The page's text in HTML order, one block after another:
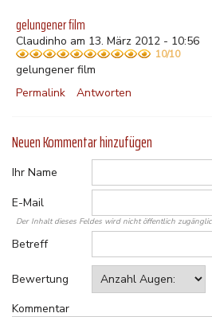
gelungener film
Claudinho am 13. März 2012 - 10:56
10/10
gelungener film
Permalink
Antworten
Neuen Kommentar hinzufügen
Ihr Name
E-Mail
Der Inhalt dieses Feldes wird nicht öffentlich
Betreff
Bewertung
Kommentar